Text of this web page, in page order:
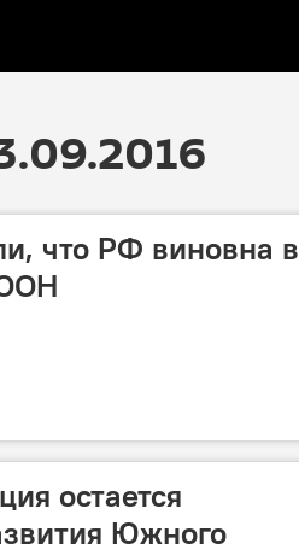
что РФ виновна в
остается
Южного